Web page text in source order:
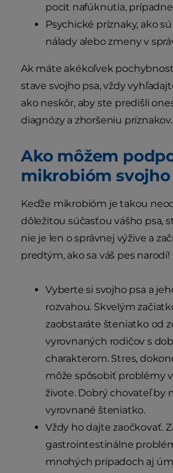
pocit nafúknutia, prípadne
Psychické príznaky, ako
nálady alebo zmeny v
Ak máte akékoľvek
stave svojho psa, vždy
ako neskôr, aby ste predišli
diagnózy a zhoršeniu príznakov.
Ako môžem
mikrobióm svojho
Keďže mikrobióm je takou
dôležitou súčasťou vášho psa,
nie je len o správnej výžive a
predtým, ako sa váš pes narodí!
Vyberte si svojho psa a
rozvahou. Skvelým
zaobstaráte šteniatko od
vyrovnaných rodičov s
charakterom. Stres,
môže spôsobiť problémy
živote. Dobrý chovateľ by
vyrovnané šteniatko.
Vždy ho dajte zaočkovať.
gastrointestinálne
mnohých prípadoch aj